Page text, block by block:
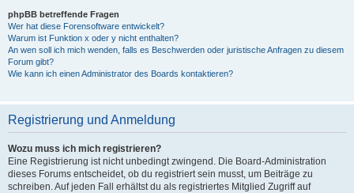
phpBB betreffende Fragen
Wer hat diese Forensoftware entwickelt?
Warum ist Funktion x oder y nicht enthalten?
An wen soll ich mich wenden, falls es Beschwerden oder juristische Anfragen zu diesem
Forum gibt?
Wie kann ich einen Administrator des Boards kontaktieren?
Registrierung und Anmeldung
Wozu muss ich mich registrieren?
Eine Registrierung ist nicht unbedingt zwingend. Die Board-Administration
dieses Forums entscheidet, ob du registriert sein musst, um Beiträge zu
schreiben. Auf jeden Fall erhältst du als registriertes Mitglied Zugriff auf